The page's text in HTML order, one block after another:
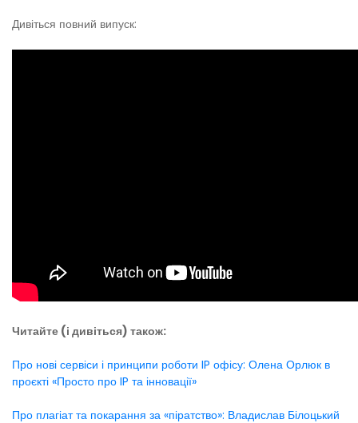
Дивіться повний випуск:
Читайте (і дивіться) також:
Про нові сервіси і принципи роботи IP офісу: Олена Орлюк в
проєкті «Просто про IP та інновації»
Про плагіат та покарання за «піратство»: Владислав Білоцький